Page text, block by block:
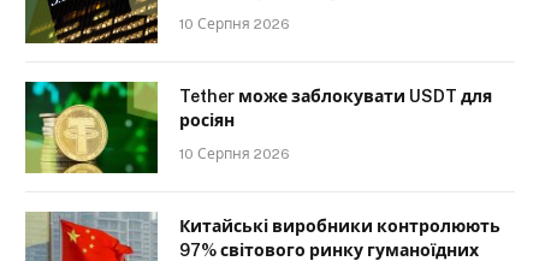
10 Серпня 2026
Tether може заблокувати USDT для
росіян
10 Серпня 2026
Китайські виробники контролюють
97% світового ринку гуманоїдних